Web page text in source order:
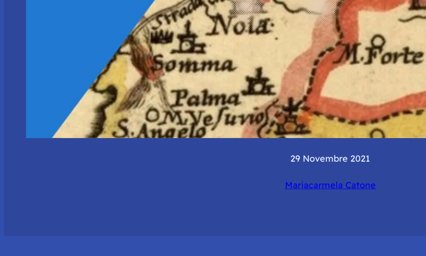
29 Novembre 2021
Mariacarmela Catone